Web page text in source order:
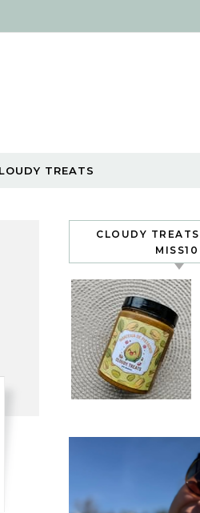
TREATS
CLOUDY
MISS10